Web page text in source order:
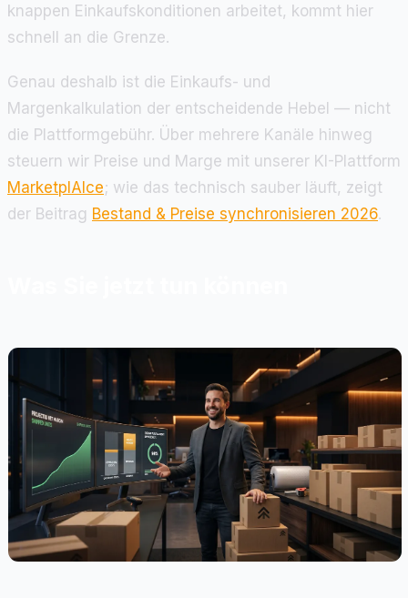
knappen Einkaufskonditionen arbeitet, kommt hier
schnell an die Grenze.
Genau deshalb ist die Einkaufs- und
Margenkalkulation der entscheidende Hebel — nicht
die Plattformgebühr. Über mehrere Kanäle hinweg
steuern wir Preise und Marge mit unserer KI-Plattform
MarketplAIce; wie das technisch sauber läuft, zeigt
der Beitrag Bestand & Preise synchronisieren 2026.